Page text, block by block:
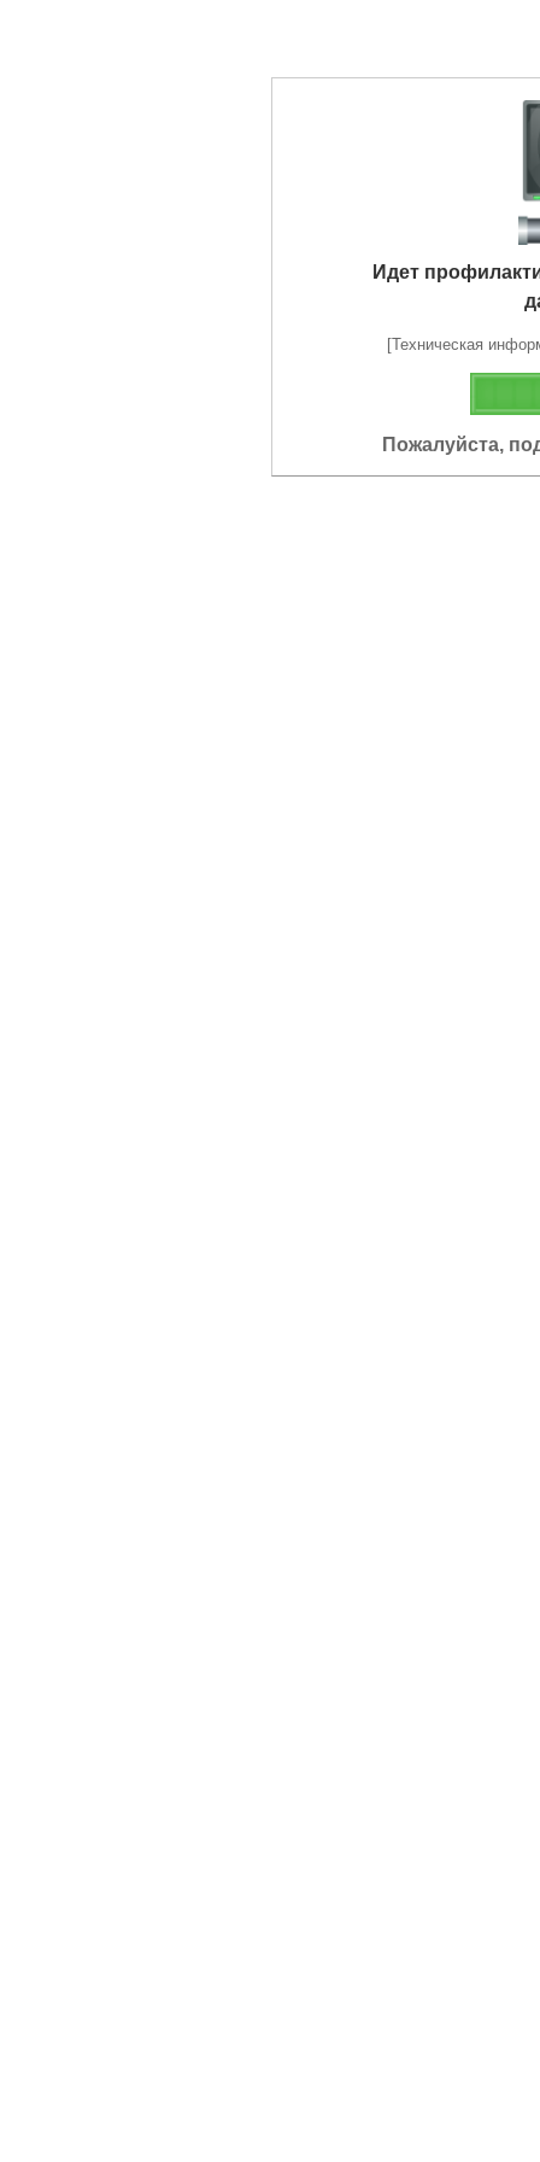
Идет
[Техническая
Пожалуйста,